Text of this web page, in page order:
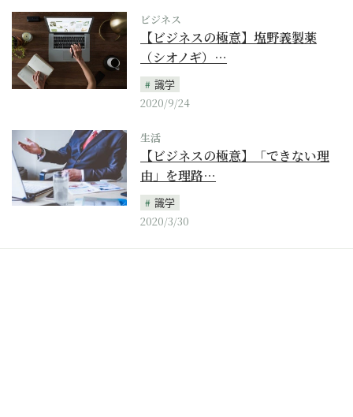
ビジネス
【ビジネスの極意】塩野義製薬
（シオノギ）…
識学
2020/9/24
生活
【ビジネスの極意】「できない理
由」を理路…
識学
2020/3/30